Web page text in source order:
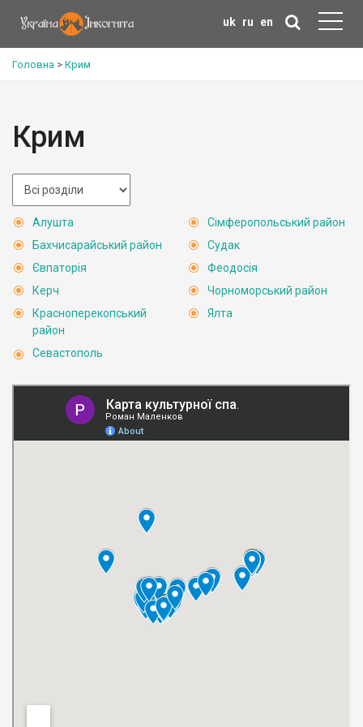
uk ru en
Головна > Крим
Крим
Алушта
Бахчисарайський район
Євпаторія
Керч
Красноперекопський
район
Севастополь
Сімферопольський район
Судак
Феодосія
Чорноморський район
Ялта